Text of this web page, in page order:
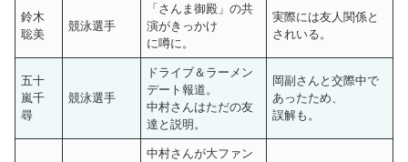
鈴木
聡美
競泳選手
「さんま御殿」の共
演がきっかけ
に噂に。
実際には友人関係と
されいる。
五十
嵐千
尋
競泳選手
ドライブ＆ラーメン
デート報道。
中村さんはただの友
達と説明。
岡副さんと交際中で
あったため、
誤解も。
中村さんが大ファン